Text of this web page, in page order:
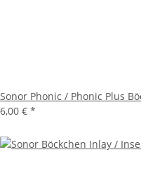
Sonor Phonic / Phonic Plus
6,00 € *